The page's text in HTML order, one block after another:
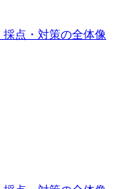
点・対策の全体像